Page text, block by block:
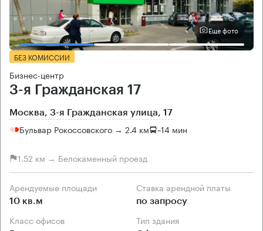
Еще фото
БЕЗ КОМИССИИ
Бизнес-центр
3-я Гражданская 17
Москва, 3-я Гражданская улица, 17
Бульвар Рокоссовского → 2.4 км ~14 мин
1.52 км → Белокаменный проезд
Арендуемые площади
10 кв.м
Ставка арендной платы
по запросу
Класс офисов Тип здания